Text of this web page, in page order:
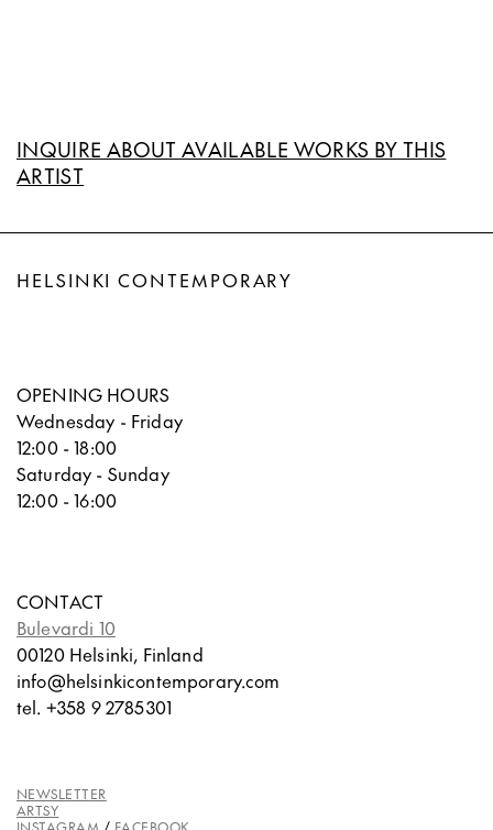
INQUIRE ABOUT AVAILABLE WORKS BY THIS
ARTIST
HELSINKI CONTEMPORARY
OPENING HOURS
Wednesday - Friday
12:00 - 18:00
Saturday - Sunday
12:00 - 16:00
CONTACT
Bulevardi 10
00120 Helsinki, Finland
info@helsinkicontemporary.com
tel. +358 9 2785301
NEWSLETTER
ARTSY